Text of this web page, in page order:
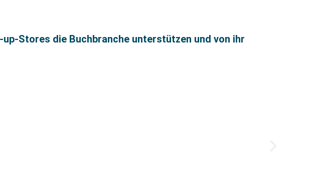
Stores die Buchbranche unterstützen und von ihr